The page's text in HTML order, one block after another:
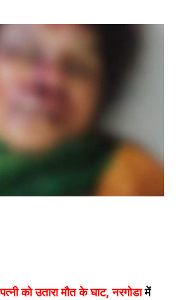
को उतारा मौत के घाट, नरगोडामें